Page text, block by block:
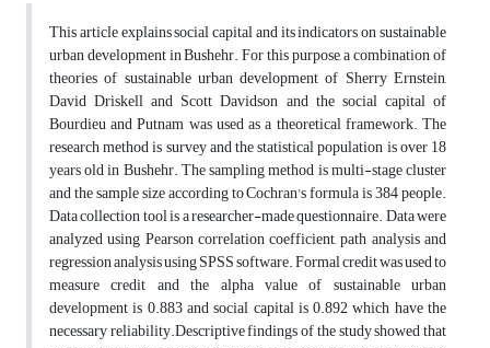
This article explains social capital and its indicators on sustainable
urban development in Bushehr. For this purpose, a combination of
theories of sustainable urban development of Sherry Ernstein,
David Driskell and Scott Davidson and the social capital of
Bourdieu and Putnam was used as a theoretical framework. The
research method is survey and the statistical population is over 18
years old in Bushehr. The sampling method is multi-stage cluster
and the sample size according to Cochran's formula is 384 people.
Data collection tool is a researcher-made questionnaire. Data were
analyzed using Pearson correlation coefficient, path analysis and
regression analysis using SPSS software. Formal credit was used to
measure credit and the alpha value of sustainable urban
development is 0.883 and social capital is 0.892 which have the
necessary reliability.Descriptive findings of the study showed that